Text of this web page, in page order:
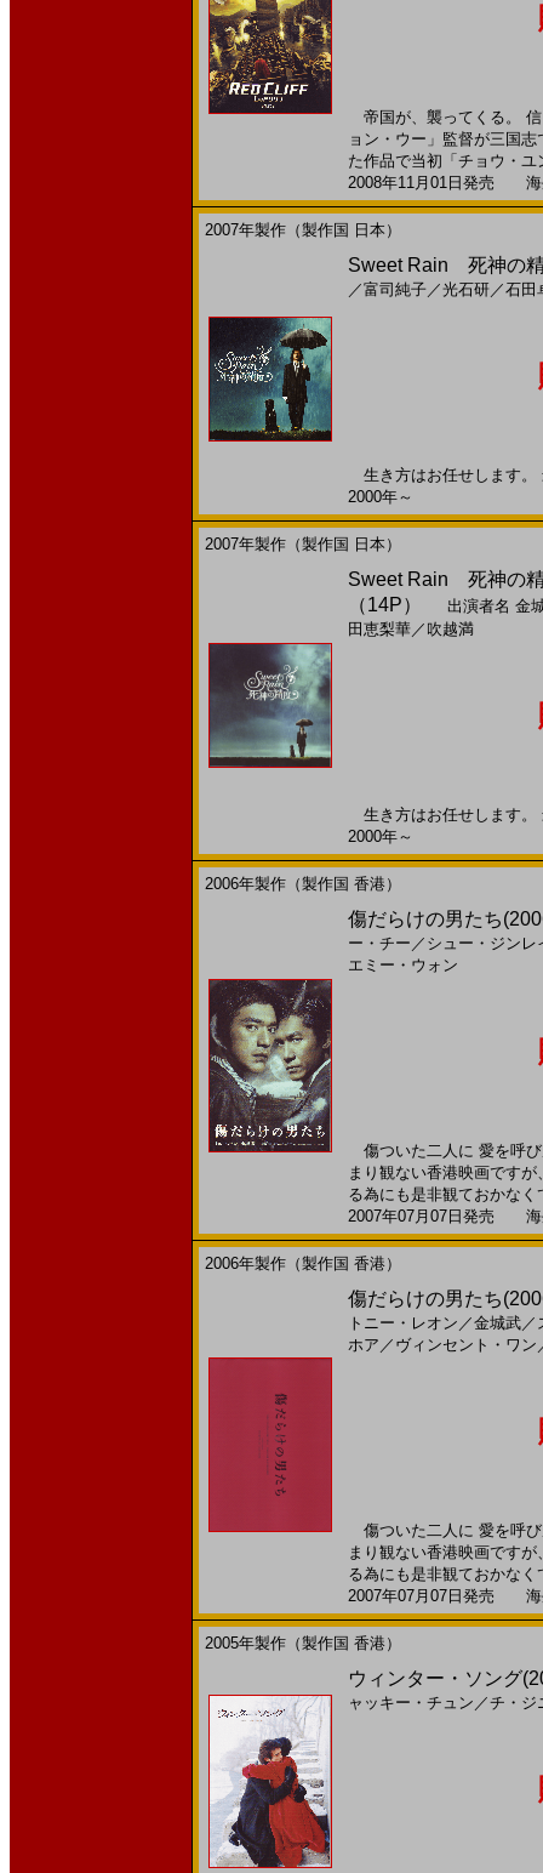
帝国が、襲ってくる。
ョン・ウー」監督が三国
た作品で当初「チョウ・
2008年11月01日発売 海
2007年製作（製作国 日本）
Sweet Rain 死神の
／富司純子／光石研／石田
生き方はお任せします
2000年～
2007年製作（製作国 日本）
Sweet Rain 死神の
（14P）
出演者名 金
田恵梨華／ 吹越満
生き方はお任せします
2000年～
2006年製作（製作国 香港）
傷だらけの男たち
ー・チー ／ シュー・ジンレ
エミー・ウォン
傷ついた二人に 愛を呼
まり観ない香港映画です
る為にも是非観ておかな
2007年07月07日発売 海
2006年製作（製作国 香港）
傷だらけの男たち
トニー・レオン ／金城武／
ホア ／ ヴィンセント・ワン
傷ついた二人に 愛を呼
まり観ない香港映画です
る為にも是非観ておかな
2007年07月07日発売 海
2005年製作（製作国 香港）
ウィンター・ソング
ャッキー・チュン ／チ・ジ